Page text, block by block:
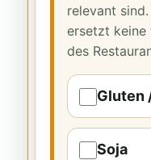
relevant
ersetzt keine
des
Gluten
Soja